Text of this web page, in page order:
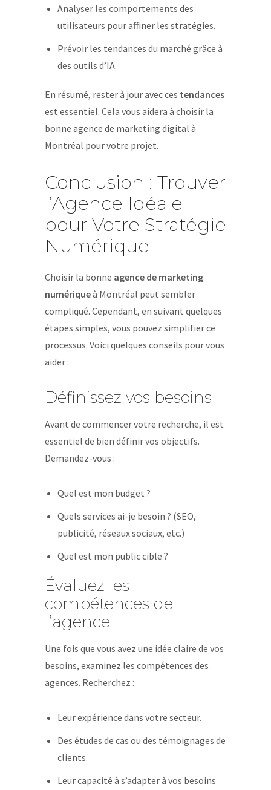
Analyser les comportements des
utilisateurs pour affiner les stratégies.
Prévoir les tendances du marché grâce à
des outils d’IA.
En résumé, rester à jour avec ces tendances
est essentiel. Cela vous aidera à choisir la
bonne agence de marketing digital à
Montréal pour votre projet.
Conclusion : Trouver
l’Agence Idéale
pour Votre Stratégie
Numérique
Choisir la bonne agence de marketing
numériqueà Montréal peut sembler
compliqué. Cependant, en suivant quelques
étapes simples, vous pouvez simplifier ce
processus. Voici quelques conseils pour vous
aider :
Définissez vos besoins
Avant de commencer votre recherche, il est
essentiel de bien définir vos objectifs.
Demandez-vous :
Quel est mon budget ?
Quels services ai-je besoin ? (SEO,
publicité, réseaux sociaux, etc.)
Quel est mon public cible ?
Évaluez les
compétences de
l’agence
Une fois que vous avez une idée claire de vos
besoins, examinez les compétences des
agences. Recherchez :
Leur expérience dans votre secteur.
Des études de cas ou des témoignages de
clients.
Leur capacité à s’adapter à vos besoins